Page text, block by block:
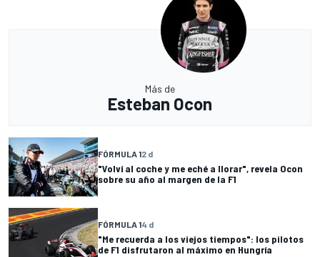
Más de
Esteban Ocon
FÓRMULA 12 d
"Volví al coche y me eché a llorar", revela Ocon
sobre su año al margen de la F1
FÓRMULA 14 d
"Me recuerda a los viejos tiempos": los pilotos
de F1 disfrutaron al máximo en Hungría